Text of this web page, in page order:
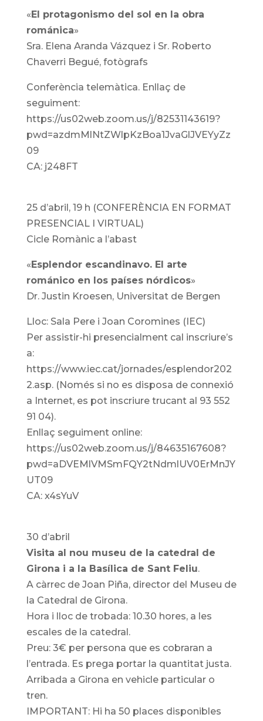
«El protagonismo del sol en la obra
románica»
Sra. Elena Aranda Vázquez i Sr. Roberto
Chaverri Begué, fotògrafs
Conferència telemàtica. Enllaç de
seguiment:
https://us02web.zoom.us/j/82531143619?
pwd=azdmMlNtZWlpKzBoa1JvaGlJVEYyZz
09
CA: j248FT
25 d’abril, 19 h (CONFERÈNCIA EN FORMAT
PRESENCIAL I VIRTUAL)
Cicle Romànic a l’abast
«Esplendor escandinavo. El arte
románico en los países nórdicos»
Dr. Justin Kroesen, Universitat de Bergen
Lloc: Sala Pere i Joan Coromines (IEC)
Per assistir-hi presencialment cal inscriure’s
a:
https://www.iec.cat/jornades/esplendor202
2.asp. (Només si no es disposa de connexió
a Internet, es pot inscriure trucant al 93 552
91 04).
Enllaç seguiment online:
https://us02web.zoom.us/j/84635167608?
pwd=aDVEMlVMSmFQY2tNdmlUV0ErMnJY
UT09
CA: x4sYuV
30 d’abril
Visita al nou museu de la catedral de
Girona i a la Basílica de Sant Feliu.
A càrrec de Joan Piña, director del Museu de
la Catedral de Girona.
Hora i lloc de trobada: 10.30 hores, a les
escales de la catedral.
Preu: 3€ per persona que es cobraran a
l’entrada. Es prega portar la quantitat justa.
Arribada a Girona en vehicle particular o
tren.
IMPORTANT: Hi ha 50 places disponibles